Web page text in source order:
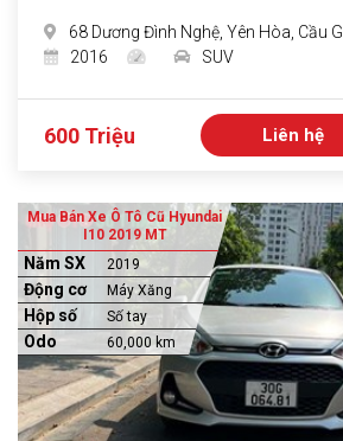
68 Dương Đình Nghệ, Yên Hòa, Cầu
2016
SUV
600 Triệu Liên hệ
Mua Bán Xe Ô Tô Cũ Hyundai
I10 2019 MT
Năm SX 2019
Động cơ Máy Xăng
Hộp số Số tay
Odo 60,000 km